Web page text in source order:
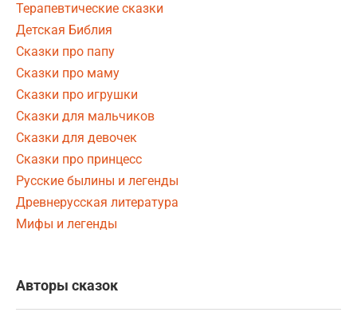
Терапевтические сказки
Детская Библия
Сказки про папу
Сказки про маму
Сказки про игрушки
Сказки для мальчиков
Сказки для девочек
Сказки про принцесс
Русские былины и легенды
Древнерусская литература
Мифы и легенды
Авторы сказок